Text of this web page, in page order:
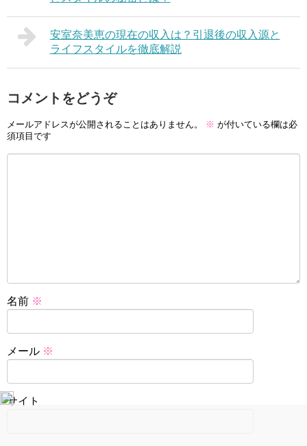
安室奈美恵の現在の収入は？引退後の収入源と
ライフスタイルを徹底解説
コメントをどうぞ
メールアドレスが公開されることはありません。 ※ が付いている欄は必
須項目です
名前 ※
メール ※
サイト